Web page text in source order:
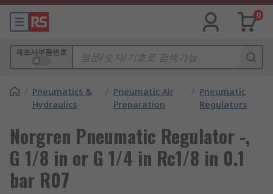
0
제조사부품번호
/ Pneumatics &
Hydraulics
/ Pneumatic Air
Preparation
/ Pneumatic
Regulators
Norgren Pneumatic Regulator -,
G 1/8 in or G 1/4 in Rc1/8 in 0.1
bar R07